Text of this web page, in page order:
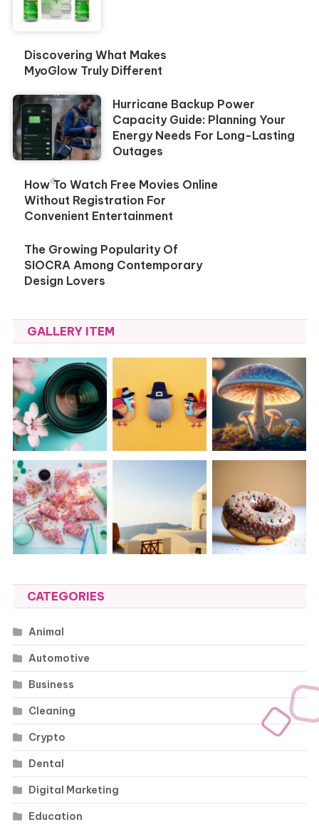
Discovering What Makes
MyoGlow Truly Different
Hurricane Backup Power
Capacity Guide: Planning Your
Energy Needs For Long-Lasting
Outages
How To Watch Free Movies Online
Without Registration For
Convenient Entertainment
The Growing Popularity Of
SIOCRA Among Contemporary
Design Lovers
GALLERY ITEM
CATEGORIES
Animal
Automotive
Business
Cleaning
Crypto
Dental
Digital Marketing
Education